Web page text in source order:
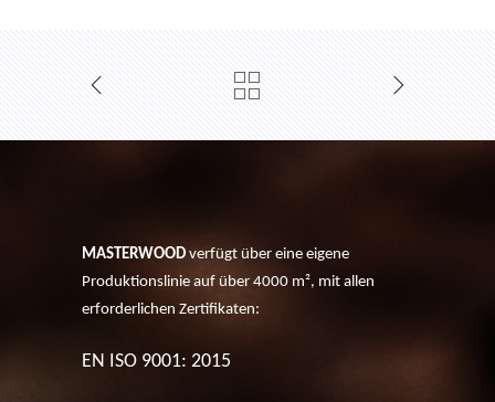
MASTERWOOD verfügt über eine eigene
Produktionslinie auf über 4000 m², mit allen
erforderlichen Zertifikaten:
EN ISO 9001: 2015